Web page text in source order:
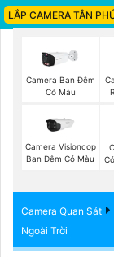
LẮP CAMERA TÂN
Camera Ban Đêm
Có Màu
Camera Visioncop
Ban Đêm Có Màu
Camera Quan Sát
Ngoài Trời